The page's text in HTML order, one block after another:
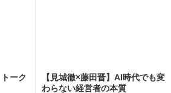
ーク
【見城徹×藤田晋】AI時代でも変
わらない経営者の本質